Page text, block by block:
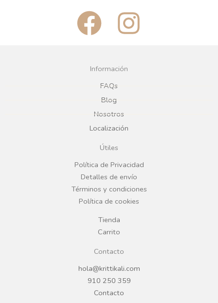
F
a
c
e
b
o
o
k
I
n
g
r
a
Información
FAQs
Blog
Nosotros
Localización
Útiles
Política de Privacidad
Detalles de envío
Términos y condiciones
Política de cookies
Tienda
Carrito
Contacto
hola@krittikali.com
910 250 359
Contacto